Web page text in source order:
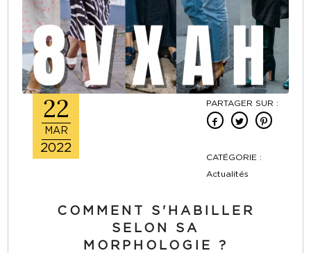
22
MAR
2022
PARTAGER SUR :
CATÉGORIE :
Actualités
COMMENT S'HABILLER
SELON SA
MORPHOLOGIE ?